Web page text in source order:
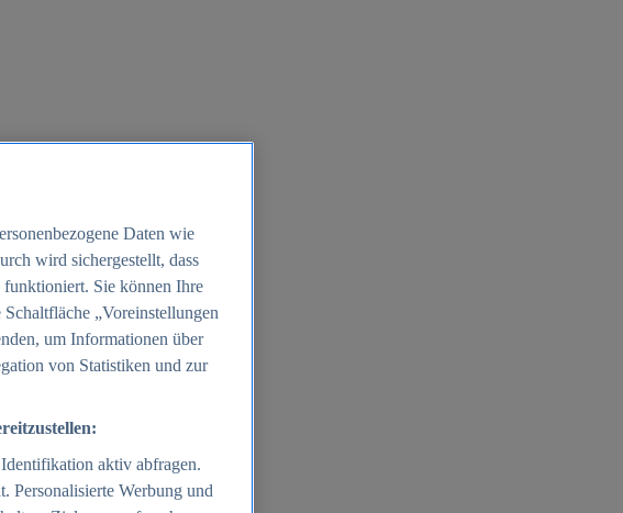
Daten wie
wird sichergestellt, dass
Sie können Ihre
„Voreinstellungen
um Informationen über
von Statistiken und zur
aktiv abfragen.
Personalisierte Werbung und